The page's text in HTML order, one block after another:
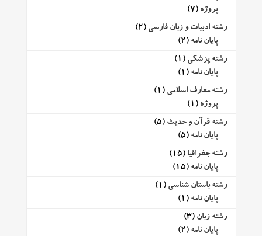
پروژه (7)
رشته ادبیات و زبان فارسی (2)
پایان نامه (2)
رشته پزشکی (1)
پایان نامه (1)
رشته معارف اسلامی (1)
پروژه (1)
رشته قرآن و حدیث (5)
پایان نامه (5)
رشته جغرافیا (15)
پایان نامه (15)
رشته باستان شناسی (1)
پایان نامه (1)
رشته زبان (3)
پایان نامه (2)